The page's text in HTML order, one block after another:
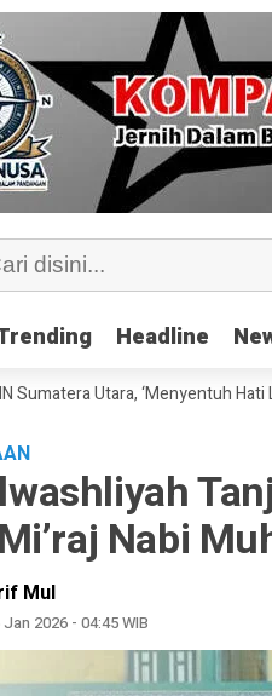
Headline
Headline
Utara, ‘Menyentuh Hati Lewat
Nabi
Mul
Jan 2026 - 04:45 WIB